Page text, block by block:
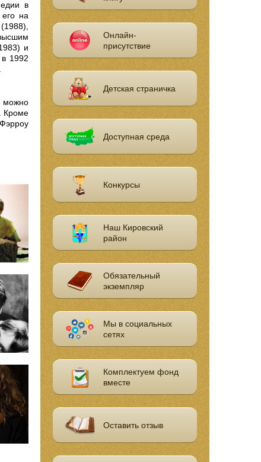
в
на
и
1992
можно
Кроме
Онлайн-
присутствие
Детская страничка
Доступная среда
Конкурсы
Наш Кировский
район
Обязательный
экземпляр
Мы в социальных
сетях
Комплектуем фонд
вместе
Оставить отзыв